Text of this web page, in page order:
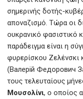
σημερινής δοτής-
αποναζισμό. Τώρα οι
ουκρανικό φασιστικό
παράδειγμα είναι η
φυρερίσκου Ζελένσκι
(Валерій Федорович
τους τελευταίους
Μουσολίνι, ο οποίος